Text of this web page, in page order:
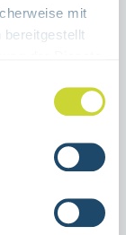
mit
bereitgestellt
adhesive